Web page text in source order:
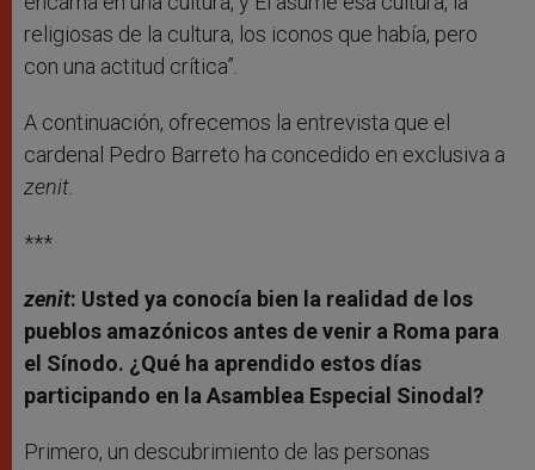
religiosas de la cultura, los iconos que había, pero
con una actitud crítica”.
A continuación, ofrecemos la entrevista que el
cardenal Pedro Barreto ha concedido en exclusiva a
zenit.
***
zenit: Usted ya conocía bien la realidad de los
pueblos amazónicos antes de venir a Roma para
el Sínodo. ¿Qué ha aprendido estos días
participando en la Asamblea Especial Sinodal?
Primero, un descubrimiento de las personas